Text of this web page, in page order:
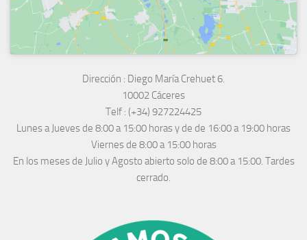
Dirección : Diego María Crehuet 6.
10002 Cáceres
Telf : (+34) 927224425
Lunes a Jueves de 8:00 a 15:00 horas y de de 16:00 a 19:00 horas
Viernes de 8:00 a 15:00 horas
En los meses de Julio y Agosto abierto solo de 8:00 a 15:00. Tardes
cerrado.